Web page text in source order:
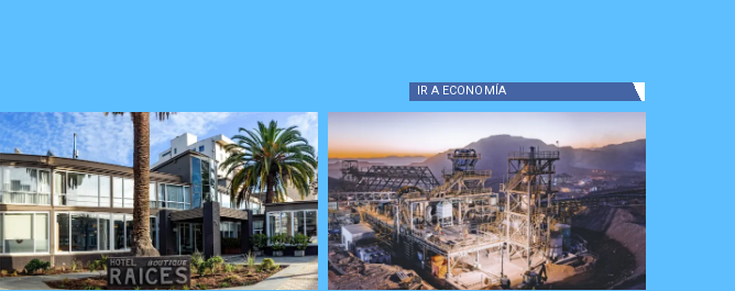
IR A ECONOMÍA